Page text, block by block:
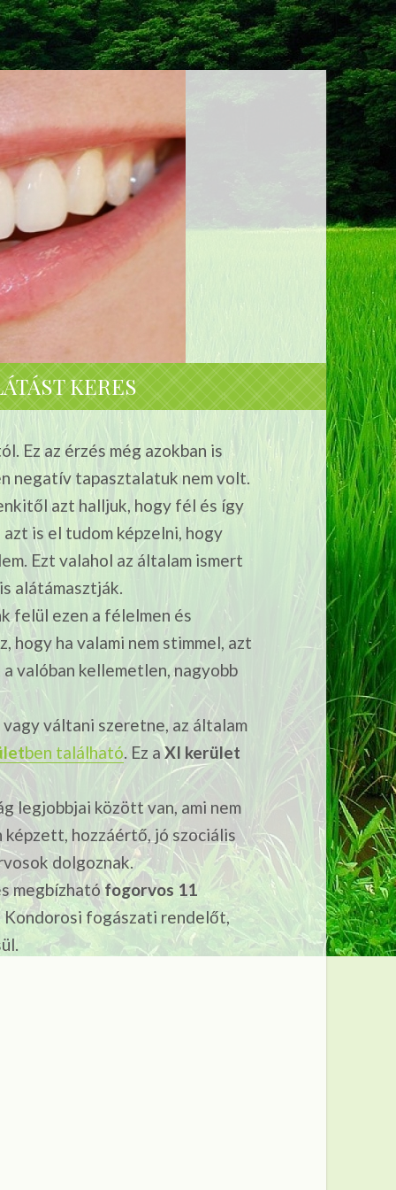
KERES
Ez az érzés még azokban is
negatív tapasztalatuk nem volt.
azt halljuk, hogy fél és így
is el tudom képzelni, hogy
Ezt valahol az általam ismert
alátámasztják.
felül ezen a félelmen és
hogy ha valami nem stimmel, azt
valóban kellemetlen, nagyobb
váltani szeretne, az általam
ben található Ez aXI kerület
legjobbjai között van, ami nem
képzett, hozzáértő, jó szociális
dolgoznak.
megbízhatófogorvos 11
fogászati rendelőt,